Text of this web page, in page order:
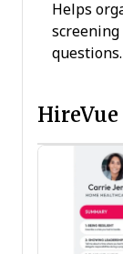
Helps
screening
questions.
HireVue